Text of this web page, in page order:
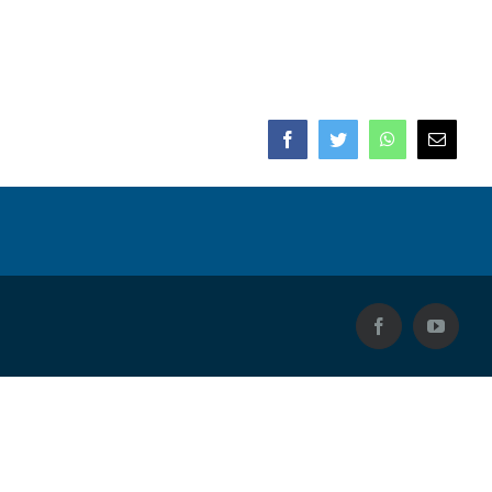
FacebookTwitterWhatsApp
E-
mail
Facebook